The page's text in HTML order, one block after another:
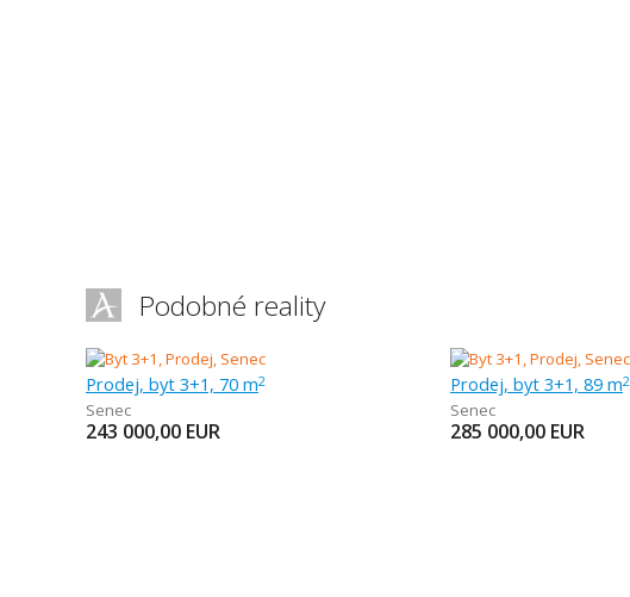
Podobné reality
Prodej, byt 3+1, 70 m2
Senec
243 000,00 EUR
Prodej, byt 3+1, 89 m2
Senec
285 000,00 EUR